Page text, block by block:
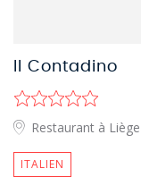
Il Contadino
Restaurant à Liège
ITALIEN